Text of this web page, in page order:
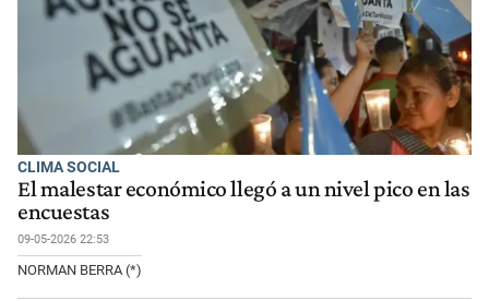
CLIMA SOCIAL
El malestar económico llegó a un nivel pico en las
encuestas
09-05-2026 22:53
NORMAN BERRA (*)